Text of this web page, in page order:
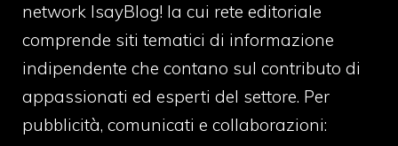
network IsayBlog! la cui rete editoriale
comprende siti tematici di informazione
indipendente che contano sul contributo di
appassionati ed esperti del settore. Per
pubblicità, comunicati e collaborazioni: